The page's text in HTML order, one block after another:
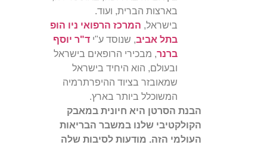
בארצות הברית, ועוד.
בישראל, המרכז הרפואי ניו הופ
בתל אביב, שנוסד ע"י ד"ר יוסף
ברנר, מבכירי הרופאים בישראל
ובעולם, הוא היחיד בישראל
שמאובזר בציוד ההיפרתרמיה
המשוכלל ביותר בארץ.
הבנת הסרטן היא חיונית במאבק
הקולקטיבי שלנו במשבר הבריאות
העולמי הזה. מודעות לסיבות שלה